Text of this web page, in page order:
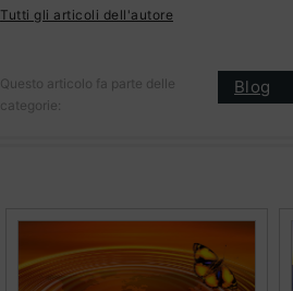
Tutti gli articoli dell'autore
Questo articolo fa parte delle
categorie:
Blog